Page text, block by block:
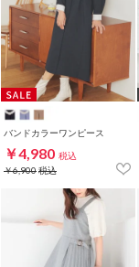
バンドカラーワンピース
￥4,980 税込
￥6,900税込